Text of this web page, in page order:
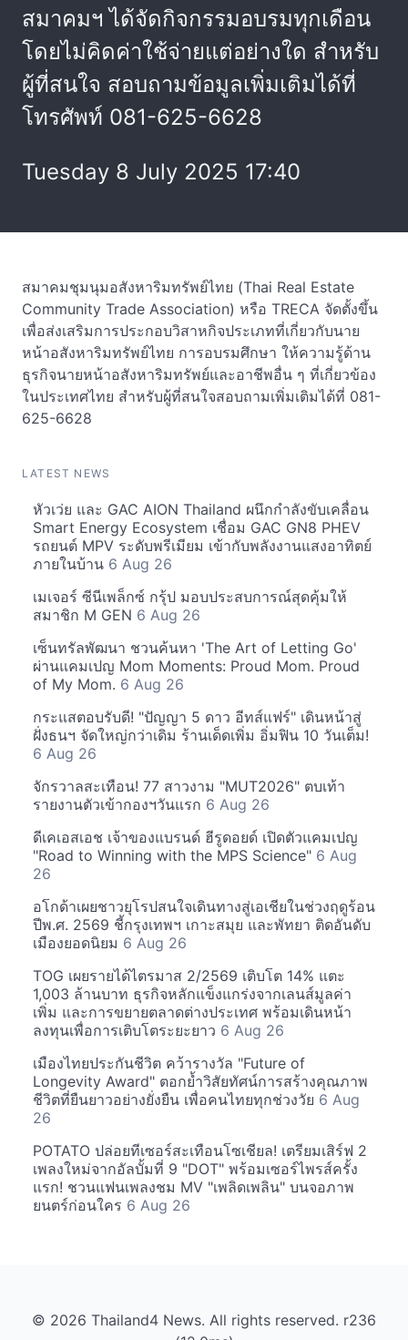
สมาคมฯ ได้จัดกิจกรรมอบรมทุกเดือน
โดยไม่คิดค่าใช้จ่ายแต่อย่างใด สำหรับ
ผู้ที่สนใจ สอบถามข้อมูลเพิ่มเติมได้ที่
โทรศัพท์ 081-625-6628
Tuesday 8 July 2025 17:40
สมาคมชุมนุมอสังหาริมทรัพย์ไทย (Thai Real Estate
Community Trade Association) หรือ TRECA จัดตั้งขึ้น
เพื่อส่งเสริมการประกอบวิสาหกิจประเภทที่เกี่ยวกับนาย
หน้าอสังหาริมทรัพย์ไทย การอบรมศึกษา ให้ความรู้ด้าน
ธุรกิจนายหน้าอสังหาริมทรัพย์และอาชีพอื่น ๆ ที่เกี่ยวข้อง
ในประเทศไทย สำหรับผู้ที่สนใจสอบถามเพิ่มเติมได้ที่ 081-
625-6628
LATEST NEWS
หัวเว่ย และ GAC AION Thailand ผนึกกำลังขับเคลื่อน
Smart Energy Ecosystem เชื่อม GAC GN8 PHEV
รถยนต์ MPV ระดับพรีเมียม เข้ากับพลังงานแสงอาทิตย์
ภายในบ้าน 6 Aug 26
เมเจอร์ ซีนีเพล็กซ์ กรุ้ป มอบประสบการณ์สุดคุ้มให้
สมาชิก M GEN 6 Aug 26
เซ็นทรัลพัฒนา ชวนค้นหา 'The Art of Letting Go'
ผ่านแคมเปญ Mom Moments: Proud Mom. Proud
of My Mom. 6 Aug 26
กระแสตอบรับดี! "ปัญญา 5 ดาว อีทส์แฟร์" เดินหน้าสู่
ฝั่งธนฯ จัดใหญ่กว่าเดิม ร้านเด็ดเพิ่ม อิ่มฟิน 10 วันเต็ม!
6 Aug 26
จักรวาลสะเทือน! 77 สาวงาม "MUT2026" ตบเท้า
รายงานตัวเข้ากองฯวันแรก 6 Aug 26
ดีเคเอสเอช เจ้าของแบรนด์ ฮีรูดอยด์ เปิดตัวแคมเปญ
"Road to Winning with the MPS Science" 6 Aug
26
อโกด้าเผยชาวยุโรปสนใจเดินทางสู่เอเชียในช่วงฤดูร้อน
ปีพ.ศ. 2569 ชี้กรุงเทพฯ เกาะสมุย และพัทยา ติดอันดับ
เมืองยอดนิยม 6 Aug 26
TOG เผยรายได้ไตรมาส 2/2569 เติบโต 14% แตะ
1,003 ล้านบาท ธุรกิจหลักแข็งแกร่งจากเลนส์มูลค่า
เพิ่ม และการขยายตลาดต่างประเทศ พร้อมเดินหน้า
ลงทุนเพื่อการเติบโตระยะยาว 6 Aug 26
เมืองไทยประกันชีวิต คว้ารางวัล "Future of
Longevity Award" ตอกย้ำวิสัยทัศน์การสร้างคุณภาพ
ชีวิตที่ยืนยาวอย่างยั่งยืน เพื่อคนไทยทุกช่วงวัย 6 Aug
26
POTATO ปล่อยทีเซอร์สะเทือนโซเชียล! เตรียมเสิร์ฟ 2
เพลงใหม่จากอัลบั้มที่ 9 "DOT" พร้อมเซอร์ไพรส์ครั้ง
แรก! ชวนแฟนเพลงชม MV "เพลิดเพลิน" บนจอภาพ
ยนตร์ก่อนใคร 6 Aug 26
© 2026 Thailand4 News. All rights reserved. r236